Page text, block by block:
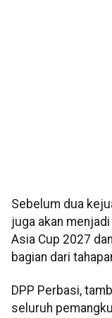
Sebelum dua
juga akan
Asia Cup 2027
bagian dari
DPP Perbasi,
seluruh